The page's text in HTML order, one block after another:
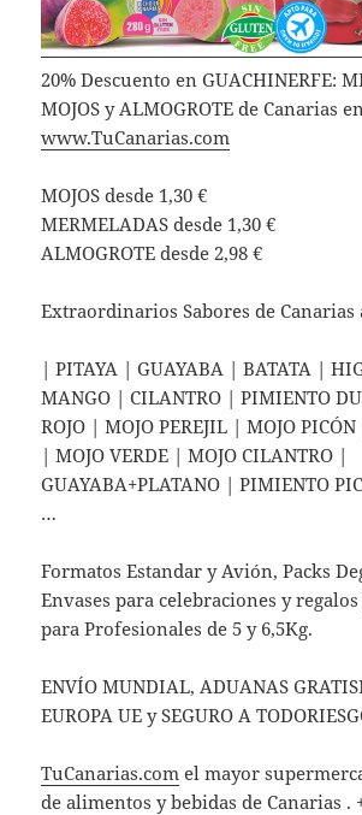
20% Descuento en GUACHINERFE:
MOJOS y ALMOGROTE de Canarias en
www.TuCanarias.com
MOJOS desde 1,30 €
MERMELADAS desde 1,30 €
ALMOGROTE desde 2,98 €
Extraordinarios Sabores de Canarias
| PITAYA | GUAYABA | BATATA |
MANGO | CILANTRO | PIMIENTO
ROJO | MOJO PEREJIL | MOJO
| MOJO VERDE | MOJO CILANTRO |
GUAYABA+PLATANO | PIMIENTO
…
Formatos Estandar y Avión, Packs
Envases para celebraciones y
para Profesionales de 5 y 6,5Kg.
ENVÍO MUNDIAL, ADUANAS
EUROPA UE y SEGURO A
TuCanarias.com el mayor
de alimentos y bebidas de Canarias .